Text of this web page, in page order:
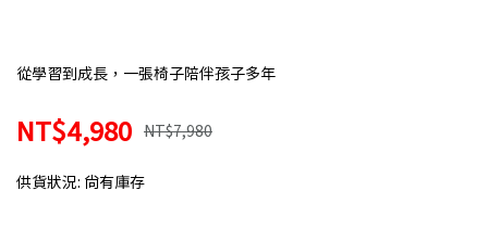
從學習到成長，一張椅子陪伴孩子多年
NT$4,980 NT$7,980
供貨狀況: 尚有庫存